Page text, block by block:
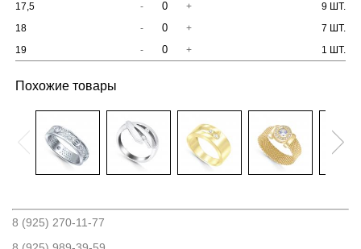
17,5
- +
9 ШТ.
18
- +
7 ШТ.
19
- + 1 ШТ.
Похожие товары
8 (925) 270-11-77